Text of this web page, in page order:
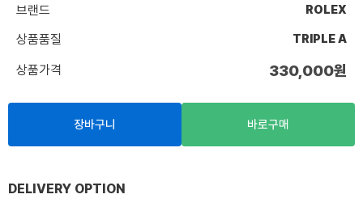
브랜드
ROLEX
상품품질 TRIPLE A
상품가격 330,000원
장바구니 바로구매
DELIVERY OPTION